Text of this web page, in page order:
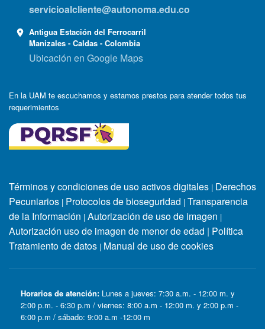
servicioalcliente@autonoma.edu.co
Antigua Estación del Ferrocarril
Manizales - Caldas - Colombia
Ubicación en Google Maps
En la UAM te escuchamos y estamos prestos para atender todos tus
requerimientos
Términos y condiciones de uso activos digitales | Derechos
Pecuniarios | Protocolos de bioseguridad | Transparencia
de la Información | Autorización de uso de imagen |
Autorización uso de imagen de menor de edad | Política
Tratamiento de datos | Manual de uso de cookies
Horarios de atención: Lunes a jueves: 7:30 a.m. - 12:00 m. y
2:00 p.m. - 6:30 p.m / viernes: 8:00 a.m - 12:00 m. y 2:00 p.m -
6:00 p.m / sábado: 9:00 a.m -12:00 m